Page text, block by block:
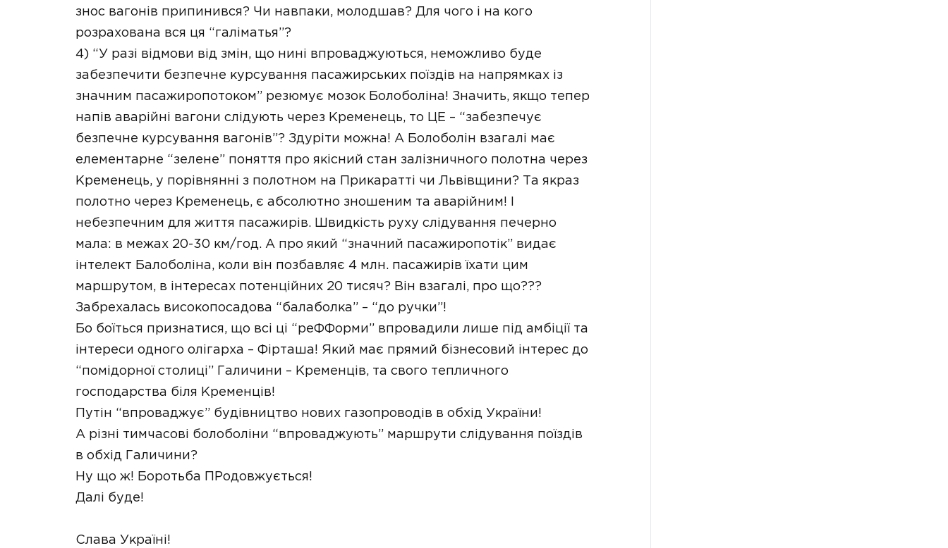
знос вагонів припинився? Чи навпаки, молодшав? Для чого і на кого
розрахована вся ця “галіматья”?
4) “У разі відмови від змін, що нині впроваджуються, неможливо буде
забезпечити безпечне курсування пасажирських поїздів на напрямках із
значним пасажиропотоком” резюмує мозок Болоболіна! Значить, якщо тепер
напів аварійні вагони слідують через Кременець, то ЦЕ – “забезпечує
безпечне курсування вагонів”? Здуріти можна! А Болоболін взагалі має
елементарне “зелене” поняття про якісний стан залізничного полотна через
Кременець, у порівнянні з полотном на Прикаратті чи Львівщини? Та якраз
полотно через Кременець, є абсолютно зношеним та аварійним! І
небезпечним для життя пасажирів. Швидкість руху слідування печерно
мала: в межах 20-30 км/год. А про який “значний пасажиропотік” видає
інтелект Балоболіна, коли він позбавляє 4 млн. пасажирів їхати цим
маршрутом, в інтересах потенційних 20 тисяч? Він взагалі, про що???
Забрехалась високопосадова “балаболка” – “до ручки”!
Бо боїться признатися, що всі ці “реФФорми” впровадили лише під амбіції та
інтереси одного олігарха – Фірташа! Який має прямий бізнесовий інтерес до
“помідорної столиці” Галичини – Кременців, та свого тепличного
господарства біля Кременців!
Путін “впроваджує” будівництво нових газопроводів в обхід України!
А різні тимчасові болоболіни “впроваджують” маршрути слідування поїздів
в обхід Галичини?
Ну що ж! Боротьба ПРодовжується!
Далі буде!
Слава Україні!